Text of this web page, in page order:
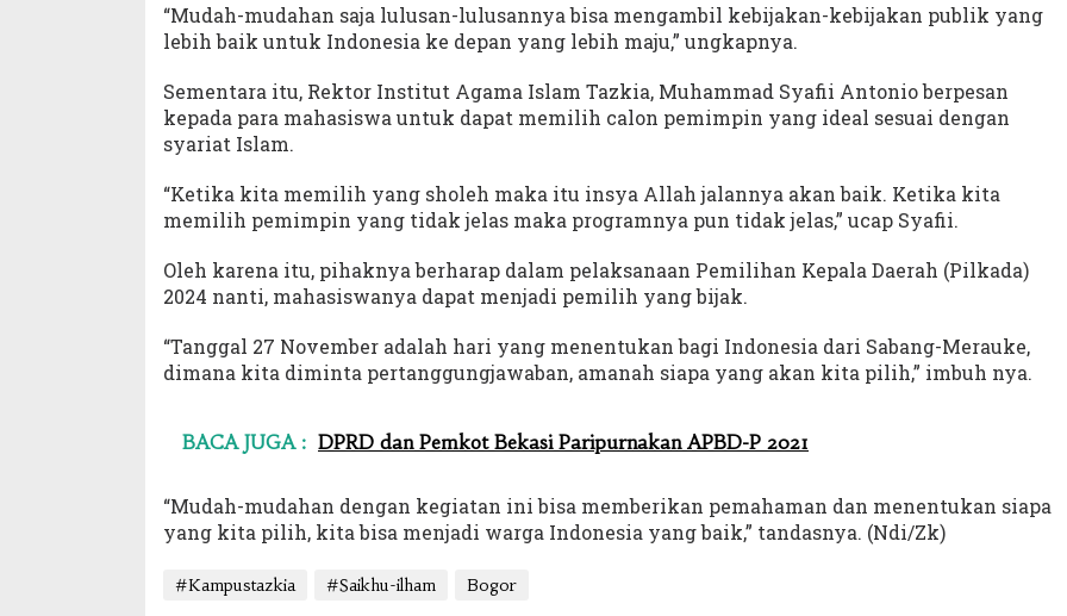
“Mudah-mudahan saja lulusan-lulusannya bisa mengambil kebijakan-kebijakan publik yang
lebih baik untuk Indonesia ke depan yang lebih maju,” ungkapnya.
Sementara itu, Rektor Institut Agama Islam Tazkia, Muhammad Syafii Antonio berpesan
kepada para mahasiswa untuk dapat memilih calon pemimpin yang ideal sesuai dengan
syariat Islam.
“Ketika kita memilih yang sholeh maka itu insya Allah jalannya akan baik. Ketika kita
memilih pemimpin yang tidak jelas maka programnya pun tidak jelas,” ucap Syafii.
Oleh karena itu, pihaknya berharap dalam pelaksanaan Pemilihan Kepala Daerah (Pilkada)
2024 nanti, mahasiswanya dapat menjadi pemilih yang bijak.
“Tanggal 27 November adalah hari yang menentukan bagi Indonesia dari Sabang-Merauke,
dimana kita diminta pertanggungjawaban, amanah siapa yang akan kita pilih,” imbuh nya.
BACA JUGA : DPRD dan Pemkot Bekasi Paripurnakan APBD-P 2021
“Mudah-mudahan dengan kegiatan ini bisa memberikan pemahaman dan menentukan siapa
yang kita pilih, kita bisa menjadi warga Indonesia yang baik,” tandasnya. (Ndi/Zk)
#Kampustazkia #Saikhu-ilham Bogor